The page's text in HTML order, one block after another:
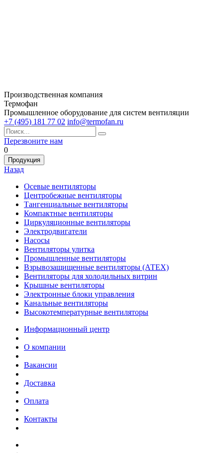
Производственная компания
Термофан
Промышленное оборудование для систем вентиляции
+7 (495) 181 77 02 info@termofan.ru
Перезвоните нам
0
Продукция
Назад
Осевые вентиляторы
Центробежные вентиляторы
Тангенциальные вентиляторы
Компактные вентиляторы
Циркуляционные вентиляторы
Электродвигатели
Насосы
Вентиляторы улитка
Промышленные вентиляторы
Взрывозащищенные вентиляторы (АТЕХ)
Вентиляторы для холодильных витрин
Крышные вентиляторы
Электронные блоки управления
Канальные вентиляторы
Высокотемпературные вентиляторы
Информационный центр
О компании
Вакансии
Доставка
Оплата
Контакты